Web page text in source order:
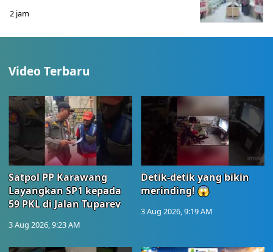
2 jam
Video Terbaru
Satpol PP Karawang
Layangkan SP1 kepada
59 PKL di Jalan Tuparev
3 Aug 2026, 9:23 AM
Detik-detik yang bikin
merinding! 😱
3 Aug 2026, 9:19 AM